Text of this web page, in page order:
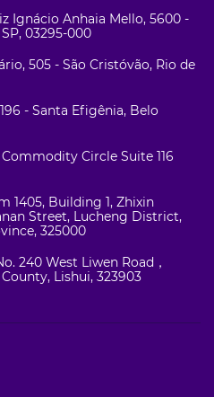
Ignácio Anhaia Mello, 5600 -
03295-000
505 - São Cristóvão, Rio de
- Santa Efigênia, Belo
Circle Suite 116
1405, Building 1, Zhixin
Street, Lucheng District,
325000
240 West Liwen Road，
Lishui, 323903